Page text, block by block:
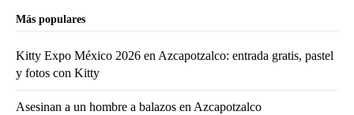
Más populares
Kitty Expo México 2026 en Azcapotzalco: entrada gratis, pastel
y fotos con Kitty
Asesinan a un hombre a balazos en Azcapotzalco